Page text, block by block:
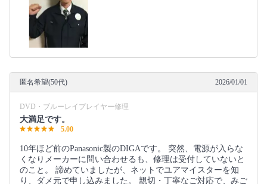
匿名希望(50代) 2026/01/01
DVD・ブルーレイプレイヤー修理
大満足です。
5.00
10年ほど前のPanasonic製のDIGAです。 突然、電源が入らな
くなりメーカーに問い合わせるも、修理は受付していないと
のこと。 諦めていましたが、ネットでユアマイスターを知
り、ダメ元で申し込みました。 親切・丁寧なご対応で、みご